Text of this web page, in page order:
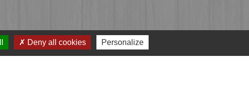
Jumelages
Deny all cookies Personalize